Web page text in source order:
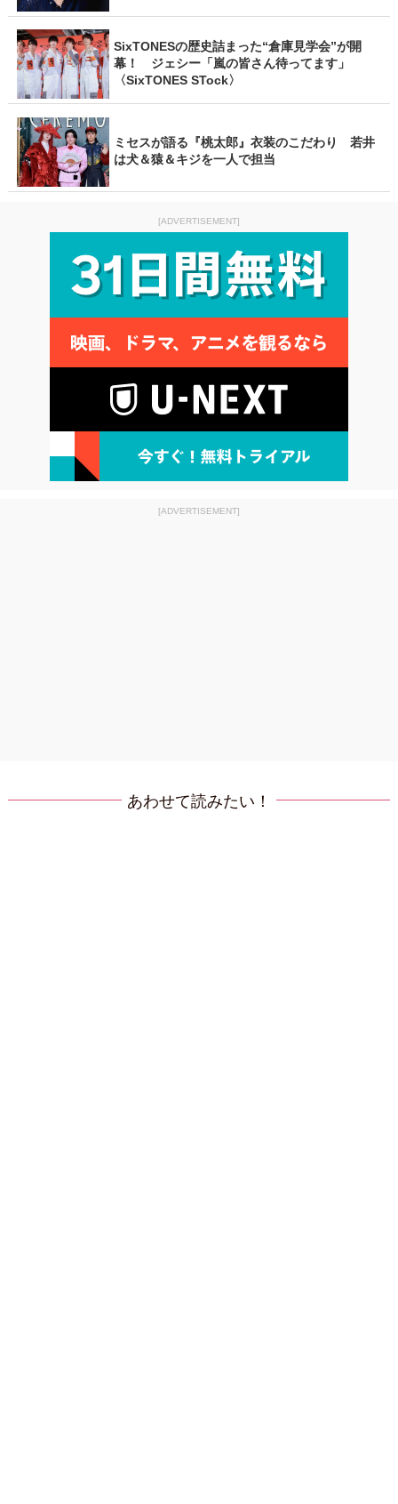
SixTONESの歴史詰まった“倉庫見学会”が開
幕！ ジェシー「嵐の皆さん待ってます」
〈SixTONES STock〉
ミセスが語る『桃太郎』衣装のこだわり 若井
は犬＆猿＆キジを一人で担当
[ADVERTISEMENT]
[ADVERTISEMENT]
あわせて読みたい！